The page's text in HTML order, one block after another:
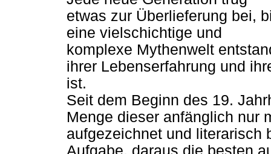
etwas zur Überlieferung bei,
eine vielschichtige und
komplexe Mythenwelt
ihrer Lebenserfahrung und
ist.
Seit dem Beginn des 19.
Menge dieser anfänglich nur
aufgezeichnet und literarisch
Aufgabe, daraus die besten